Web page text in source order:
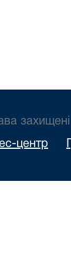
захищені
центр